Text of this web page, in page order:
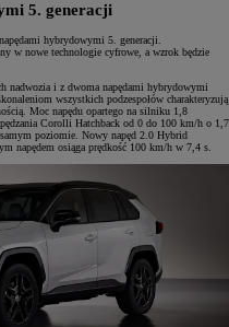
5. generacji
hybrydowymi 5. generacji.
w nowe technologie cyfrowe, a wzrok będzie
nadwozia i z dwoma napędami hybrydowymi
wszystkich podzespołów charakteryzują
Moc napędu opartego na silniku 1,8
Corolli Hatchback od 0 do 100 km/h o 1,7
poziomie. Nowy napęd 2.0 Hybrid
napędem osiąga prędkość 100 km/h w 7,4 s.